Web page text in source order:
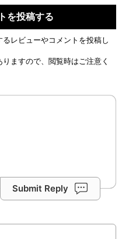
を投稿する
レビューやコメントを投稿し
ますので、閲覧時はご注意く
Submit Reply